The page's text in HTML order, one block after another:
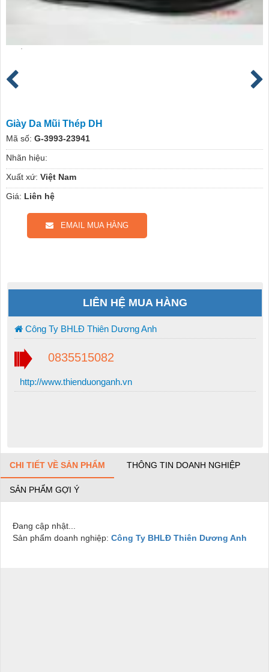
Giày Da Mũi Thép DH
Mã số: G-3993-23941
Nhãn hiệu:
Xuất xứ: Việt Nam
Giá: Liên hệ
EMAIL MUA HÀNG
LIÊN HỆ MUA HÀNG
Công Ty BHLĐ Thiên Dương Anh
0835515082
http://www.thienduonganh.vn
CHI TIẾT VỀ SẢN PHẨM THÔNG TIN DOANH NGHIỆP
SẢN PHẨM GỢI Ý
Đang cập nhật...
Sản phẩm doanh nghiệp: Công Ty BHLĐ Thiên Dương Anh